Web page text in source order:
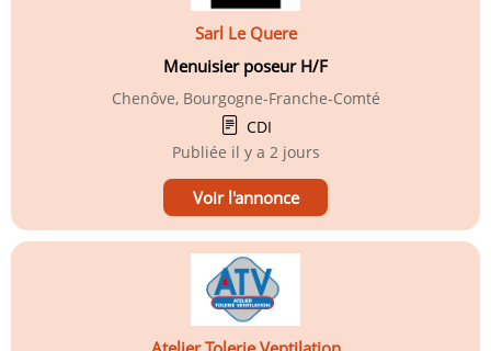
Sarl Le Quere
Menuisier poseur H/F
Chenôve, Bourgogne-Franche-Comté
CDI
Publiée il y a 2 jours
Voir l'annonce